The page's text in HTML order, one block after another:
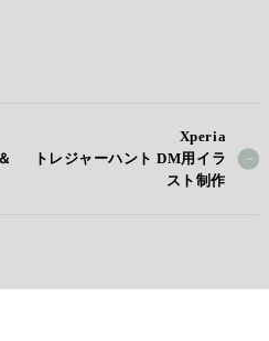
Xperia
トレジャーハント DM用イラ
スト制作